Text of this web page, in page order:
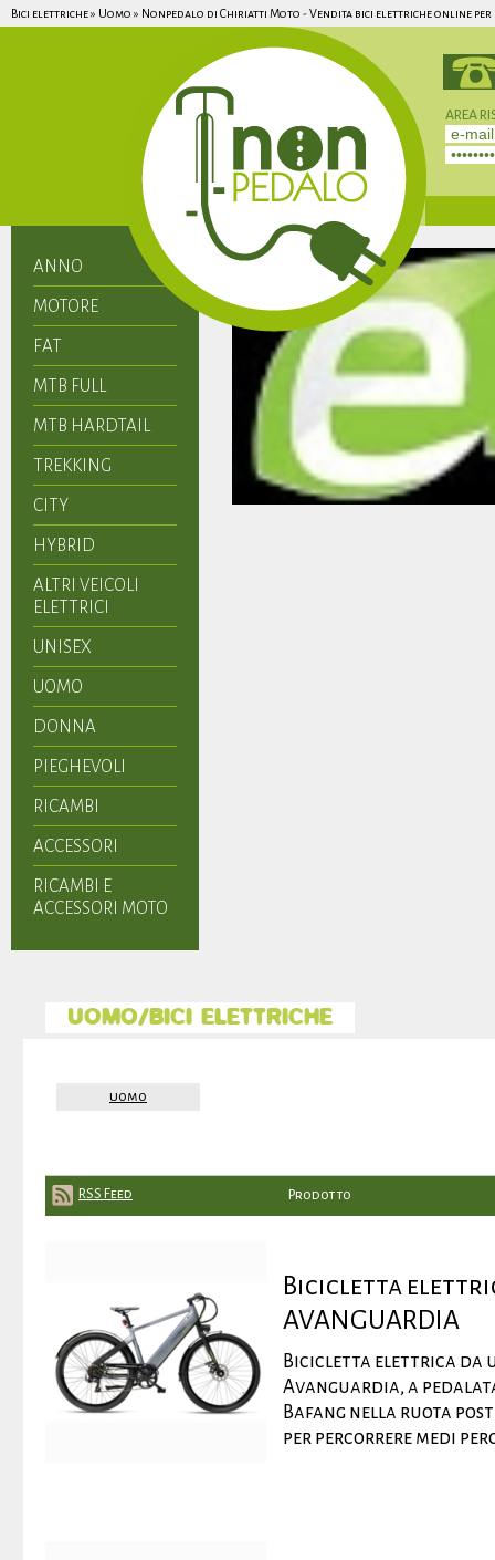
Bici elettriche » Uomo » Nonpedalo di Chiriatti Moto - Vendita bici elettriche online
AREA
ANNO
MOTORE
FAT
MTB FULL
MTB HARDTAIL
TREKKING
CITY
HYBRID
ALTRI VEICOLI
ELETTRICI
UNISEX
UOMO
DONNA
PIEGHEVOLI
RICAMBI
ACCESSORI
RICAMBI E
ACCESSORI MOTO
UOMO/BICI ELETTRICHE
uomo
RSS Feed Prodotto
Bicicletta
AVANGUARDIA
Bicicletta elettrica da
Avanguardia, a
Bafang nella ruota
per percorrere medi